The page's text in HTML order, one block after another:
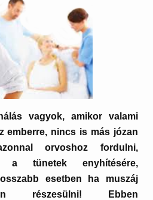
vagyok, amikor valami
emberre, nincs is más józan
orvoshoz fordulni,
a tünetek enyhítésére,
esetben ha muszáj
részesülni! Ebben